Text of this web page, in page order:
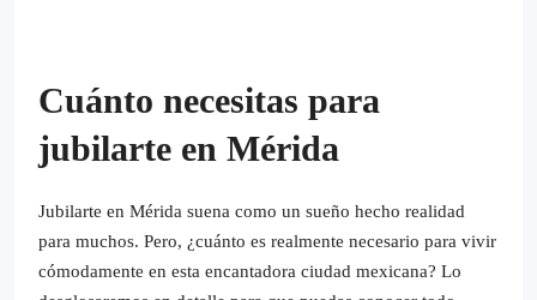
Cuánto necesitas para
jubilarte en Mérida
Jubilarte en Mérida suena como un sueño hecho realidad
para muchos. Pero, ¿cuánto es realmente necesario para vivir
cómodamente en esta encantadora ciudad mexicana? Lo